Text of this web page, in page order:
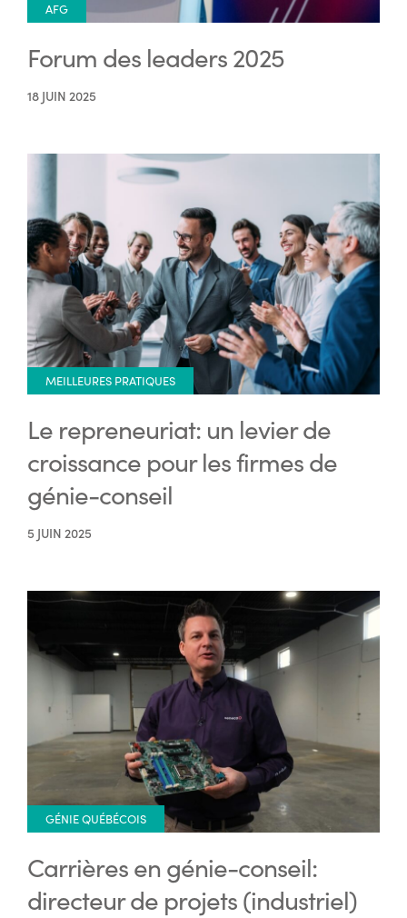
AFG
Forum des leaders 2025
18 JUIN 2025
MEILLEURES PRATIQUES
Le repreneuriat: un levier de
croissance pour les firmes de
génie-conseil
5 JUIN 2025
GÉNIE QUÉBÉCOIS
Carrières en génie-conseil:
directeur de projets (industriel)